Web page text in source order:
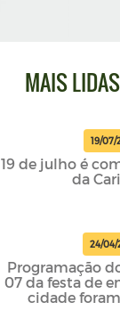
MAIS LIDAS
19/07/
19 de julho é
da
24/04/
Programação
07 da festa de
cidade